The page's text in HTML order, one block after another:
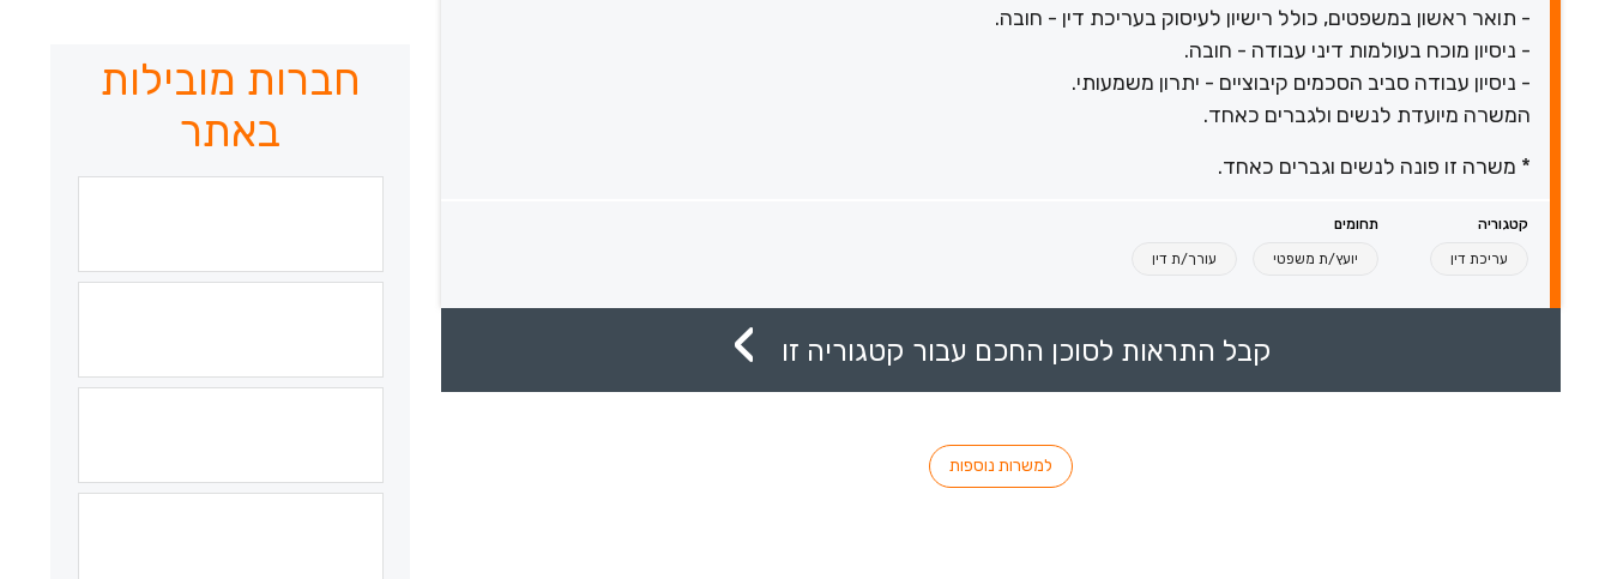
- תואר ראשון במשפטים, כולל רישיון לעיסוק בעריכת דין - חובה.
- ניסיון מוכח בעולמות דיני עבודה - חובה.
- ניסיון עבודה סביב הסכמים קיבוציים - יתרון משמעותי.
המשרה מיועדת לנשים ולגברים כאחד.
* משרה זו פונה לנשים וגברים כאחד.
קטגוריה תחומים
עריכת דין יועץ/ת משפטי עורך/ת דין
קבל התראות לסוכן החכם עבור קטגוריה זו
למשרות נוספות
חברות מובילות
באתר